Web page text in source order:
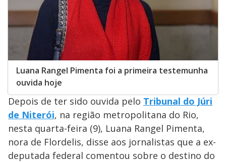
Luana Rangel Pimenta foi a primeira testemunha
ouvida hoje
Depois de ter sido ouvida pelo Tribunal do Júri
de Niterói, na região metropolitana do Rio,
nesta quarta-feira (9), Luana Rangel Pimenta,
nora de Flordelis, disse aos jornalistas que a ex-
deputada federal comentou sobre o destino do